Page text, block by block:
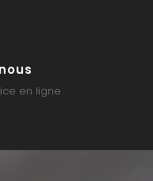
en ligne